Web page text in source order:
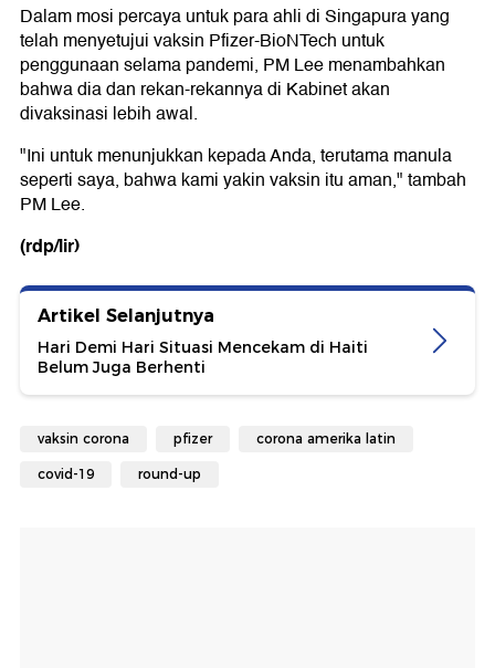
Dalam mosi percaya untuk para ahli di Singapura yang
telah menyetujui vaksin Pfizer-BioNTech untuk
penggunaan selama pandemi, PM Lee menambahkan
bahwa dia dan rekan-rekannya di Kabinet akan
divaksinasi lebih awal.
"Ini untuk menunjukkan kepada Anda, terutama manula
seperti saya, bahwa kami yakin vaksin itu aman," tambah
PM Lee.
(rdp/lir)
Artikel Selanjutnya
Hari Demi Hari Situasi Mencekam di Haiti
Belum Juga Berhenti
vaksin corona pfizer corona amerika latin
covid-19 round-up